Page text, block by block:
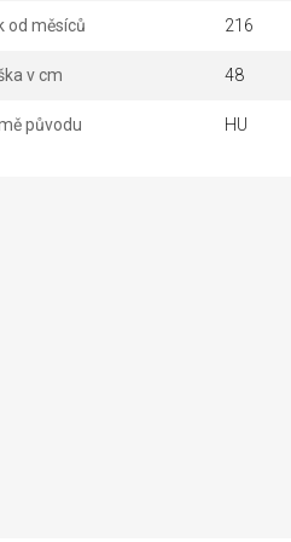
od měsíců 216
v cm 48
původu HU